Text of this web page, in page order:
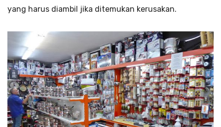
yang harus diambil jika ditemukan kerusakan.